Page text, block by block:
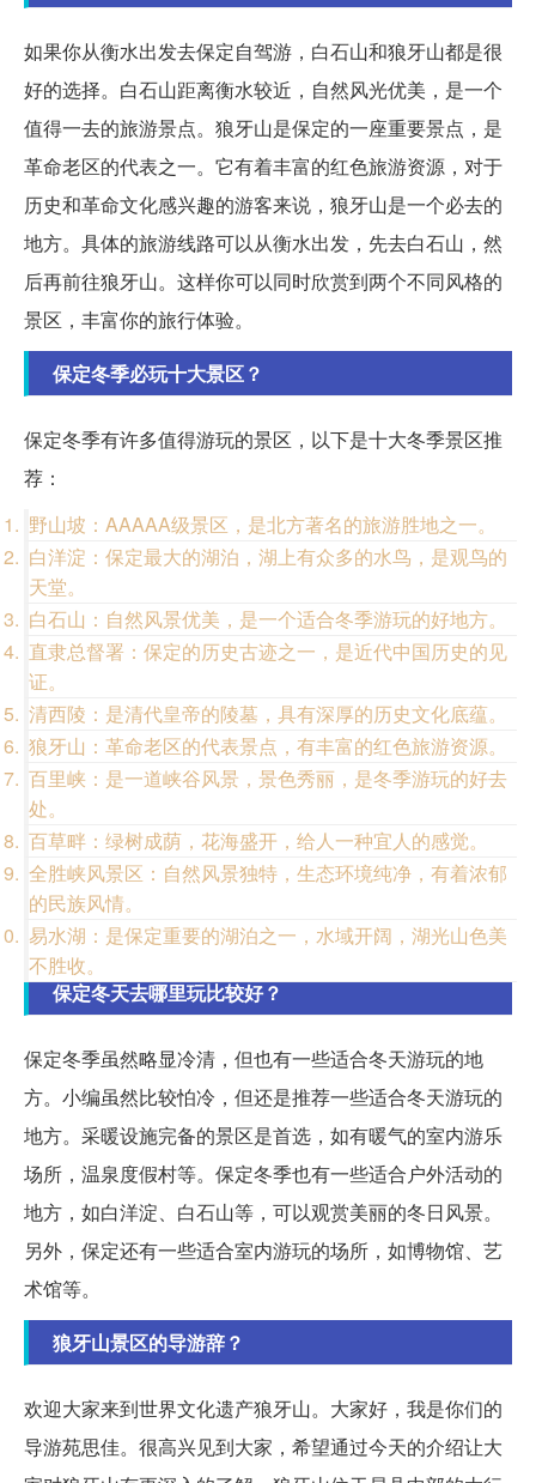
如果你从衡水出发去保定自驾游，白石山和狼牙山都是很
好的选择。白石山距离衡水较近，自然风光优美，是一个
值得一去的旅游景点。狼牙山是保定的一座重要景点，是
革命老区的代表之一。它有着丰富的红色旅游资源，对于
历史和革命文化感兴趣的游客来说，狼牙山是一个必去的
地方。具体的旅游线路可以从衡水出发，先去白石山，然
后再前往狼牙山。这样你可以同时欣赏到两个不同风格的
景区，丰富你的旅行体验。
保定冬季必玩十大景区？
保定冬季有许多值得游玩的景区，以下是十大冬季景区推
荐：
野山坡：AAAAA级景区，是北方著名的旅游胜地之一。
白洋淀：保定最大的湖泊，湖上有众多的水鸟，是观鸟的
天堂。
白石山：自然风景优美，是一个适合冬季游玩的好地方。
直隶总督署：保定的历史古迹之一，是近代中国历史的见
证。
清西陵：是清代皇帝的陵墓，具有深厚的历史文化底蕴。
狼牙山：革命老区的代表景点，有丰富的红色旅游资源。
百里峡：是一道峡谷风景，景色秀丽，是冬季游玩的好去
处。
百草畔：绿树成荫，花海盛开，给人一种宜人的感觉。
全胜峡风景区：自然风景独特，生态环境纯净，有着浓郁
的民族风情。
易水湖：是保定重要的湖泊之一，水域开阔，湖光山色美
不胜收。
保定冬天去哪里玩比较好？
保定冬季虽然略显冷清，但也有一些适合冬天游玩的地
方。小编虽然比较怕冷，但还是推荐一些适合冬天游玩的
地方。采暖设施完备的景区是首选，如有暖气的室内游乐
场所，温泉度假村等。保定冬季也有一些适合户外活动的
地方，如白洋淀、白石山等，可以观赏美丽的冬日风景。
另外，保定还有一些适合室内游玩的场所，如博物馆、艺
术馆等。
狼牙山景区的导游辞？
欢迎大家来到世界文化遗产狼牙山。大家好，我是你们的
导游苑思佳。很高兴见到大家，希望通过今天的介绍让大